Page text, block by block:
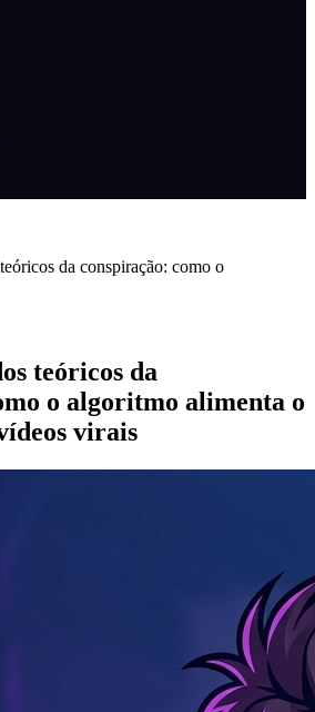
da conspiração: como o
teóricos da
o algoritmo alimenta o
virais